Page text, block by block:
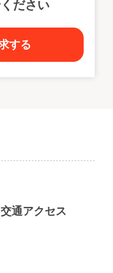
ださい
する
通アクセス